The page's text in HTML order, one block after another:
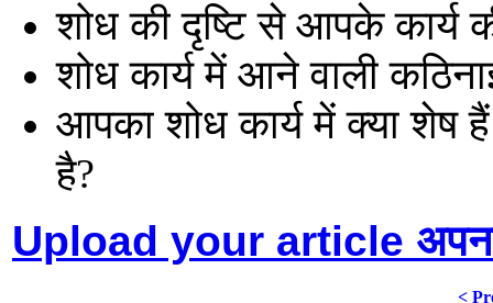
शोध की दृष्टि से आपके कार्य
शोध कार्य में आने वाली
आपका शोध कार्य में क्या शेष
है?
Upload your article
<